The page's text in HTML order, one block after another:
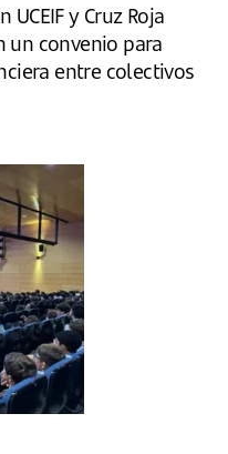
y Cruz Roja
un convenio para
entre colectivos